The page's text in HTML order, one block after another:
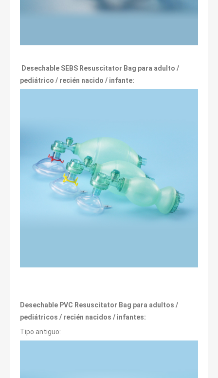
Desechable SEBS Resuscitator Bag para adulto /
pediátrico / recién nacido / infante:
Desechable PVC Resuscitator Bag para adultos /
pediátricos / recién nacidos / infantes:
Tipo antiguo: